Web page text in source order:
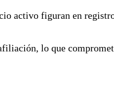
activo figuran en
lo que